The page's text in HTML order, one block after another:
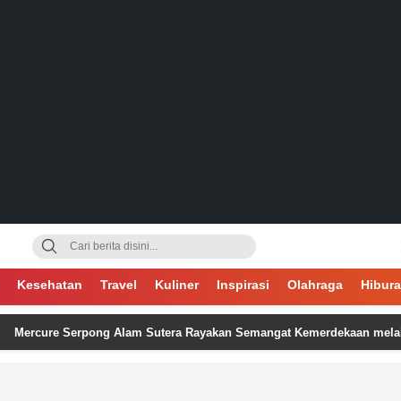
Kesehatan Travel Kuliner Inspirasi Olahraga
Serpong Alam Sutera Rayakan Semangat Kemerdekaan melalui